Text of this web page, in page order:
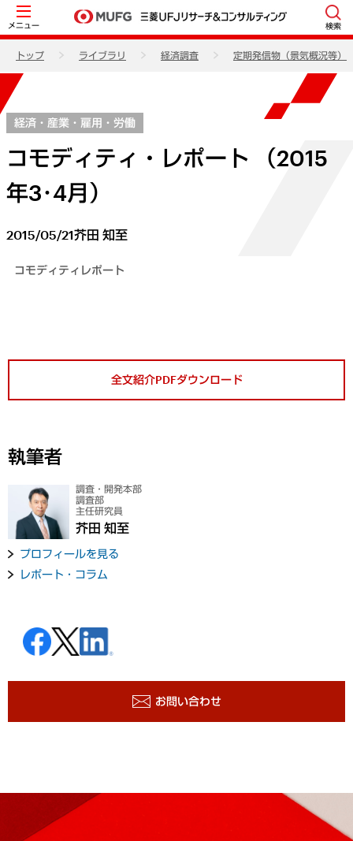
メニュー 検索
トップ ライブラリ 経済調査 定期発信物（景気概況等）
経済・産業・雇用・労働
コモディティ・レポート （2015
年3･4月）
2015/05/21芥田 知至
コモディティレポート
全文紹介PDFダウンロード
執筆者
調査・開発本部
調査部
主任研究員
芥田 知至
プロフィールを見る
レポート・コラム
お問い合わせ